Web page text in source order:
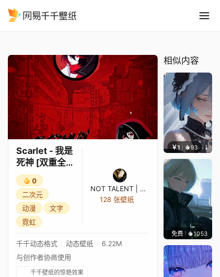
Scarlet - 我是
死神 [双重全高
清叠加
2160x1920 /
音频]
0
二次元
动漫
文字
霓虹
NOT TALENT | KirA
128 张壁纸
千千动态格式 动态壁纸
6.22M
与创作者协商使用
千千壁纸的惊艳效果
相似内容
￥1 93 辰东
免费 1053辰东